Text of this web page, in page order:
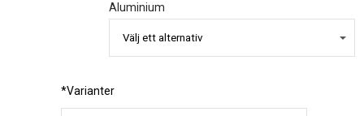
Aluminium
*Varianter